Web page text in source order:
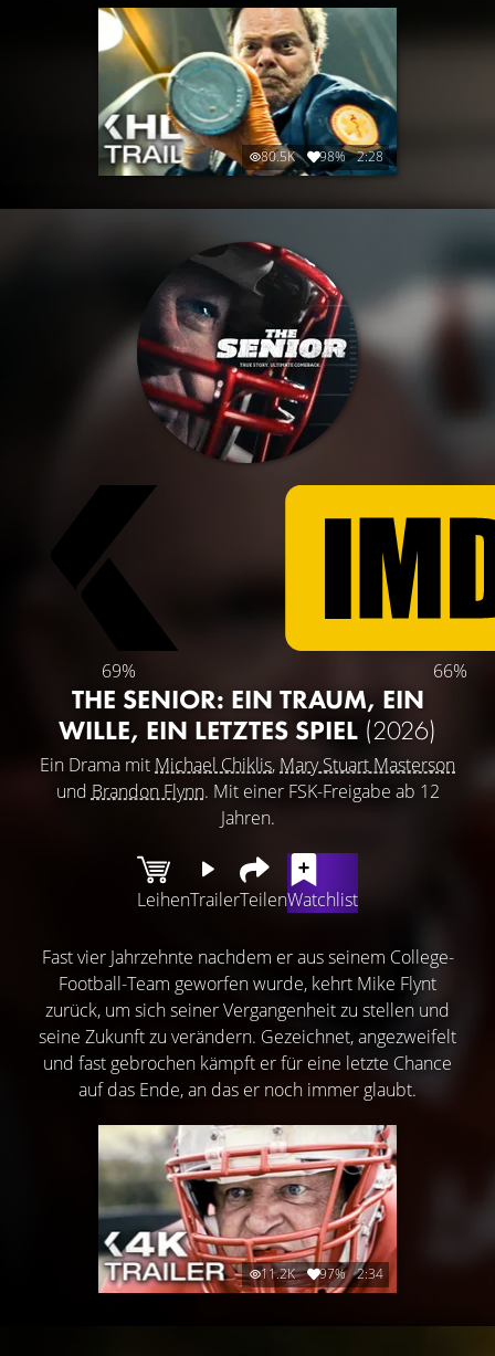
80.5K 98% 2:28
69% 66%
THE SENIOR: EIN TRAUM, EIN
WILLE, EIN LETZTES SPIEL (2026)
Ein Drama mit Michael Chiklis, Mary Stuart Masterson
und Brandon Flynn. Mit einer FSK-Freigabe ab 12
Jahren.
LeihenTrailerTeilenWatchlist
Fast vier Jahrzehnte nachdem er aus seinem College-
Football-Team geworfen wurde, kehrt Mike Flynt
zurück, um sich seiner Vergangenheit zu stellen und
seine Zukunft zu verändern. Gezeichnet, angezweifelt
und fast gebrochen kämpft er für eine letzte Chance
auf das Ende, an das er noch immer glaubt.
11.2K 97% 2:34